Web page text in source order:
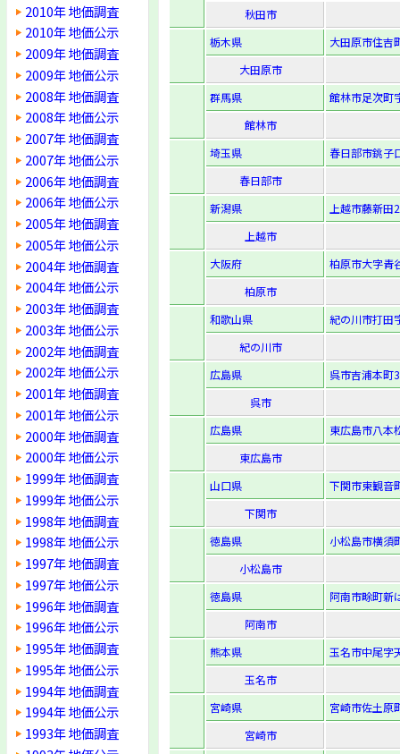
2010年 地価調査
2010年 地価公示
2009年 地価調査
2009年 地価公示
2008年 地価調査
2008年 地価公示
2007年 地価調査
2007年 地価公示
2006年 地価調査
2006年 地価公示
2005年 地価調査
2005年 地価公示
2004年 地価調査
2004年 地価公示
2003年 地価調査
2003年 地価公示
2002年 地価調査
2002年 地価公示
2001年 地価調査
2001年 地価公示
2000年 地価調査
2000年 地価公示
1999年 地価調査
1999年 地価公示
1998年 地価調査
1998年 地価公示
1997年 地価調査
1997年 地価公示
1996年 地価調査
1996年 地価公示
1995年 地価調査
1995年 地価公示
1994年 地価調査
1994年 地価公示
1993年 地価調査
秋田市
栃木県
大田原市住吉
大田原市
群馬県
館林市足次町
館林市
埼玉県
春日部市銚子
春日部市
新潟県
上越市藤新田
上越市
大阪府
柏原市大字青
柏原市
和歌山県
紀の川市打田
紀の川市
広島県
呉市吉浦本町
呉市
広島県
東広島市八本
東広島市
山口県
下関市東観音
下関市
徳島県
小松島市横須
小松島市
徳島県
阿南市畭町新
阿南市
熊本県
玉名市中尾字
玉名市
宮崎県
宮崎市佐土原
宮崎市